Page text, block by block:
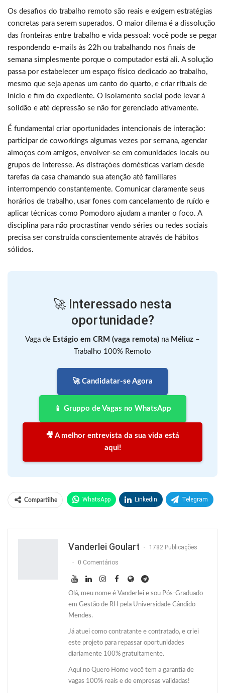
Os desafios do trabalho remoto são reais e exigem estratégias
concretas para serem superados. O maior dilema é a dissolução
das fronteiras entre trabalho e vida pessoal: você pode se pegar
respondendo e-mails às 22h ou trabalhando nos finais de
semana simplesmente porque o computador está ali. A solução
passa por estabelecer um espaço físico dedicado ao trabalho,
mesmo que seja apenas um canto do quarto, e criar rituais de
início e fim do expediente. O isolamento social pode levar à
solidão e até depressão se não for gerenciado ativamente.
É fundamental criar oportunidades intencionais de interação:
participar de coworkings algumas vezes por semana, agendar
almoços com amigos, envolver-se em comunidades locais ou
grupos de interesse. As distrações domésticas variam desde
tarefas da casa chamando sua atenção até familiares
interrompendo constantemente. Comunicar claramente seus
horários de trabalho, usar fones com cancelamento de ruído e
aplicar técnicas como Pomodoro ajudam a manter o foco. A
disciplina para não procrastinar vendo séries ou redes sociais
precisa ser construída conscientemente através de hábitos
sólidos.
🚀 Interessado nesta
oportunidade?
Vaga de Estágio em CRM (vaga remota) na Méliuz –
Trabalho 100% Remoto
🚀 Candidatar-se Agora
📱 Gruppo de Vagas no WhatsApp
🎥 A melhor entrevista da sua vida está
aqui!
Compartilhe WhatsApp Linkedin Telegram
Vanderlei Goulart 1782 Publicações
0 Comentários
Olá, meu nome é Vanderlei e sou Pós-Graduado
em Gestão de RH pela Universidade Cândido
Mendes.
Já atuei como contratante e contratado, e criei
este projeto para repassar oportunidades
diariamente 100% gratuitamente.
Aqui no Quero Home você tem a garantia de
vagas 100% reais e de empresas validadas!